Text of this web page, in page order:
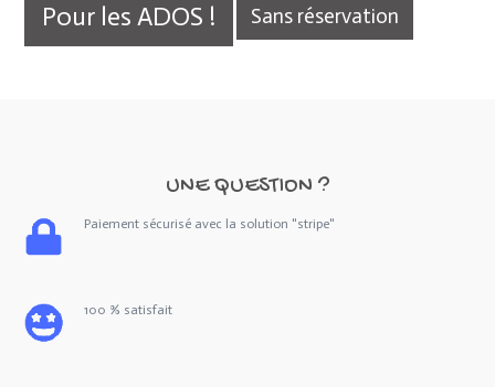
Pour les ADOS ! Sans réservation
UNE QUESTION ?
Paiement sécurisé avec la solution "stripe"
100 % satisfait